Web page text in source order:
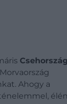
Ahogy a